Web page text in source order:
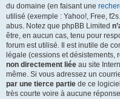
du domaine (en faisant une
utilisé (exemple : Yahoo!, Free,
abus. Notez que phpBB Limited
être, en aucun cas, tenu pour
forum est utilisé. Il est inutile de
légale (cessions et désistements,
non directement liée au site
même. Si vous adressez un
par une tierce partie de ce
très courte voire à aucune